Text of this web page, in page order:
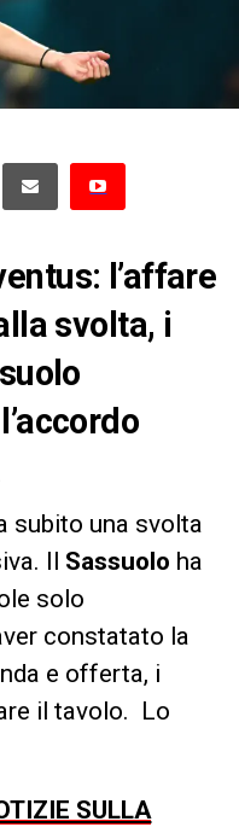
l’affare
svolta, i
subito una svolta
Il Sassuolo ha
solo
constatato la
e offerta, i
il tavolo. Lo
SULLA